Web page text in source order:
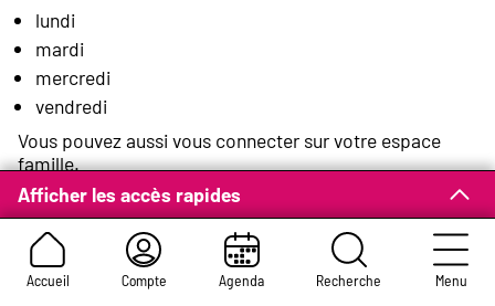
Accueil Compte Agenda Recherche Menu
Afficher les accès rapides
lundi
mardi
mercredi
vendredi
Vous pouvez aussi vous connecter sur votre espace
famille.
En cas de difficultés avec les démarches en ligne, vous
pouvez vous rapprocher de lacyber baseou lamaison
du plateau
qui pourront vous accompagner dans votre
démarche.